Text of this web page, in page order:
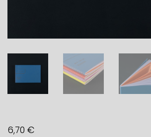
6,70 €